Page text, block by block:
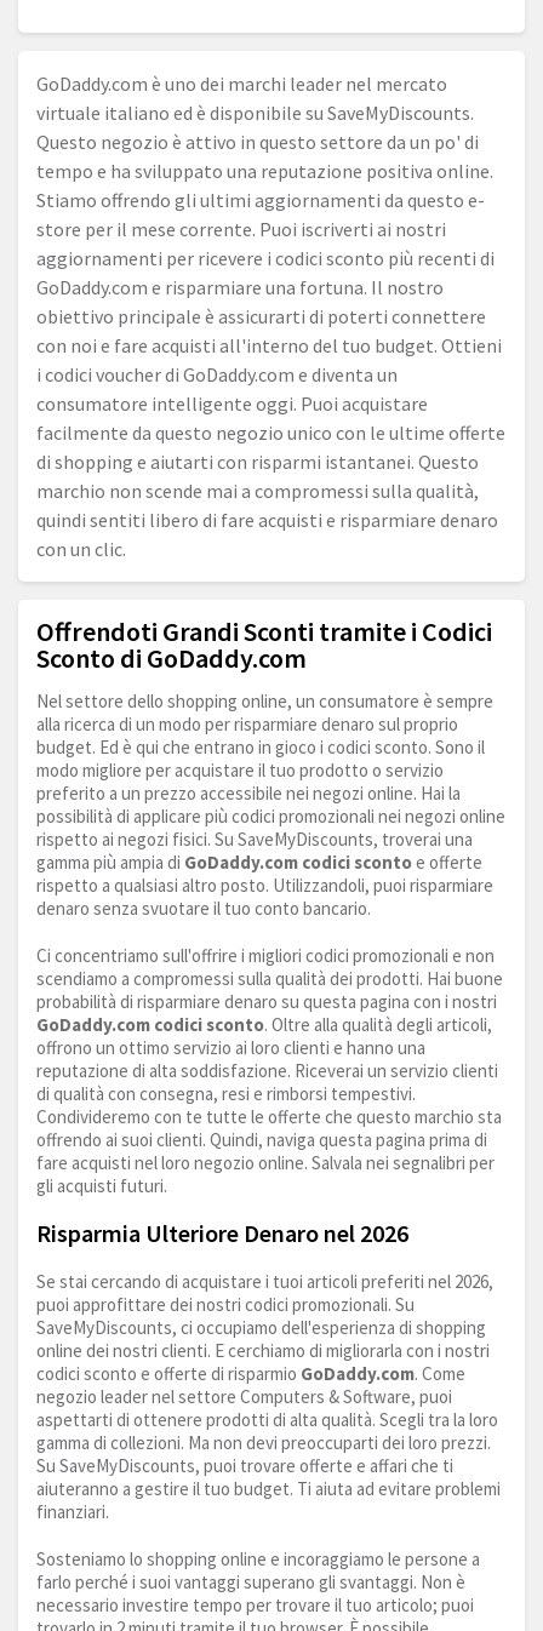
GoDaddy.com è uno dei marchi leader nel mercato
virtuale italiano ed è disponibile su SaveMyDiscounts.
Questo negozio è attivo in questo settore da un po' di
tempo e ha sviluppato una reputazione positiva online.
Stiamo offrendo gli ultimi aggiornamenti da questo e-
store per il mese corrente. Puoi iscriverti ai nostri
aggiornamenti per ricevere i codici sconto più recenti di
GoDaddy.com e risparmiare una fortuna. Il nostro
obiettivo principale è assicurarti di poterti connettere
con noi e fare acquisti all'interno del tuo budget. Ottieni
i codici voucher di GoDaddy.com e diventa un
consumatore intelligente oggi. Puoi acquistare
facilmente da questo negozio unico con le ultime offerte
di shopping e aiutarti con risparmi istantanei. Questo
marchio non scende mai a compromessi sulla qualità,
quindi sentiti libero di fare acquisti e risparmiare denaro
con un clic.
Offrendoti Grandi Sconti tramite i Codici
Sconto di GoDaddy.com
Nel settore dello shopping online, un consumatore è sempre
alla ricerca di un modo per risparmiare denaro sul proprio
budget. Ed è qui che entrano in gioco i codici sconto. Sono il
modo migliore per acquistare il tuo prodotto o servizio
preferito a un prezzo accessibile nei negozi online. Hai la
possibilità di applicare più codici promozionali nei negozi online
rispetto ai negozi fisici. Su SaveMyDiscounts, troverai una
gamma più ampia di GoDaddy.com codici scontoe offerte
rispetto a qualsiasi altro posto. Utilizzandoli, puoi risparmiare
denaro senza svuotare il tuo conto bancario.
Ci concentriamo sull'offrire i migliori codici promozionali e non
scendiamo a compromessi sulla qualità dei prodotti. Hai buone
probabilità di risparmiare denaro su questa pagina con i nostri
GoDaddy.com codici sconto. Oltre alla qualità degli articoli,
offrono un ottimo servizio ai loro clienti e hanno una
reputazione di alta soddisfazione. Riceverai un servizio clienti
di qualità con consegna, resi e rimborsi tempestivi.
Condivideremo con te tutte le offerte che questo marchio sta
offrendo ai suoi clienti. Quindi, naviga questa pagina prima di
fare acquisti nel loro negozio online. Salvala nei segnalibri per
gli acquisti futuri.
Risparmia Ulteriore Denaro nel 2026
Se stai cercando di acquistare i tuoi articoli preferiti nel 2026,
puoi approfittare dei nostri codici promozionali. Su
SaveMyDiscounts, ci occupiamo dell'esperienza di shopping
online dei nostri clienti. E cerchiamo di migliorarla con i nostri
codici sconto e offerte di risparmio GoDaddy.com. Come
negozio leader nel settore Computers & Software, puoi
aspettarti di ottenere prodotti di alta qualità. Scegli tra la loro
gamma di collezioni. Ma non devi preoccuparti dei loro prezzi.
Su SaveMyDiscounts, puoi trovare offerte e affari che ti
aiuteranno a gestire il tuo budget. Ti aiuta ad evitare problemi
finanziari.
Sosteniamo lo shopping online e incoraggiamo le persone a
farlo perché i suoi vantaggi superano gli svantaggi. Non è
necessario investire tempo per trovare il tuo articolo; puoi